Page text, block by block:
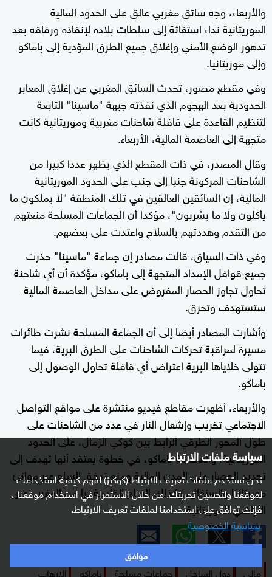
سياسة ملفات الارتباط
نحن نستخدم ملفات تعريف الارتباط (كوكيز) لفهم كيفية استخدامك
لموقعنا ولتحسين تجربتك. من خلال الاستمرار في استخدام موقعنا ،
فإنك توافق على استخدامنا لملفات تعريف الارتباط.
سياسية الخصوصية
موافق
والأربعاء، وجه سائق مغربي عالق على الحدود المالية
الموريتانية نداء استغاثة إلى سلطات بلاده لإنقاذه ورفاقه بعد
تدهور الوضع الأمني وإغلاق جميع الطرق المؤدية إلى باماكو
وإلى موريتانيا.
وفي مقطع مصور، تحدث السائق المغربي عن إغلاق المعابر
الحدودية بعد الهجوم الذي نفذته جبهة "ماسينا" التابعة
لتنظيم القاعدة على قافلة شاحنات مغربية وموريتانية كانت
متجهة إلى العاصمة المالية، الأربعاء.
وقال المصدر، في ذات المقطع الذي يظهر عددا كبيرا من
الشاحنات المركونة جنبا إلى جنب على الحدود الموريتانية
المالية، إن السائقين العالقين في تلك المنطقة "لا يملكون ما
يأكلون ولا ما يشربون"، مؤكدا أن الجماعات المسلحة منعتهم
من التقدم وهددتهم بالسلاح واعتدت على بعضهم.
وفي ذات السياق، قالت مصادر إن جماعة "ماسينا" حذرت
جميع قوافل الإمداد المتجهة إلى باماكو، مؤكدة أن أي شاحنة
تحاول تجاوز الحصار المفروض على مداخل العاصمة المالية
ستستهدف وتحرق.
وأشارت المصادر أيضا إلى أن الجماعة المسلحة نشرت طائرات
مسيرة لمراقبة تحركات الشاحنات على الطرق البرية، فيما
تتولى خلاياها البرية اعتراض أي قافلة تحاول الوصول إلى
باماكو.
والأربعاء، أظهرت مقاطع فيديو منتشرة على مواقع التواصل
الاجتماعي تخريب وإشعال النار في عدد من الشاحنات على
طول المحور الطرقي الرابط بين كوكي الزمال، على الحدود
الموريتانية، والعاصمة باماكو، في خطوة يعتقد أنها تهدف إلى
تجديد الحصار على المدن المالية ومنع تدفق السلع عبر موانئ
موريتانيا والسنغال، وكذلك السلع القادمة برا من المغرب عبر
الأراضي الموريتانية.
مالي دول الساحل جماعات مسلحة باماكو الإرهاب